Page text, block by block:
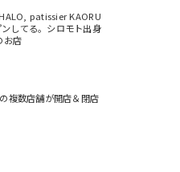
patissier KAORU
してる。シロモト出身
お店
複数店舗が開店＆閉店